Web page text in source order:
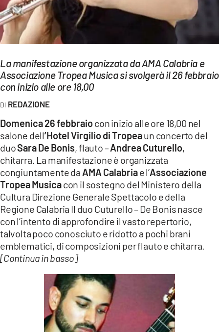
SPORT
Streaming
LAC NETWORK
LaC
Network
LACPLAY.IT
LACTV.IT
LACONAIR.IT
LACITYMAG.IT
ILREGGINO.IT
COSENZACHANNEL.IT
ILVIBONESE.IT
CATANZAROCHANNEL.IT
LACAPITALENEWS.IT
La manifestazione organizzata da AMA Calabria e
Associazione Tropea Musica si svolgerà il 26 febbraio
con inizio alle ore 18,00
REDAZIONE
Domenica 26 febbraiocon inizio alle ore 18,00 nel
salone dell’Hotel Virgilio di Tropeaun concerto del
duoSara De Bonis, flauto –Andrea Cuturello,
chitarra. La manifestazione è organizzata
congiuntamente da AMA Calabriae l’Associazione
Tropea Musicacon il sostegno del Ministero della
Cultura Direzione Generale Spettacolo e della
Regione Calabria Il duo Cuturello – De Bonis nasce
con l’intento di approfondire il vasto repertorio,
talvolta poco conosciuto e ridotto a pochi brani
emblematici, di composizioni per flauto e chitarra.
[Continua in basso]